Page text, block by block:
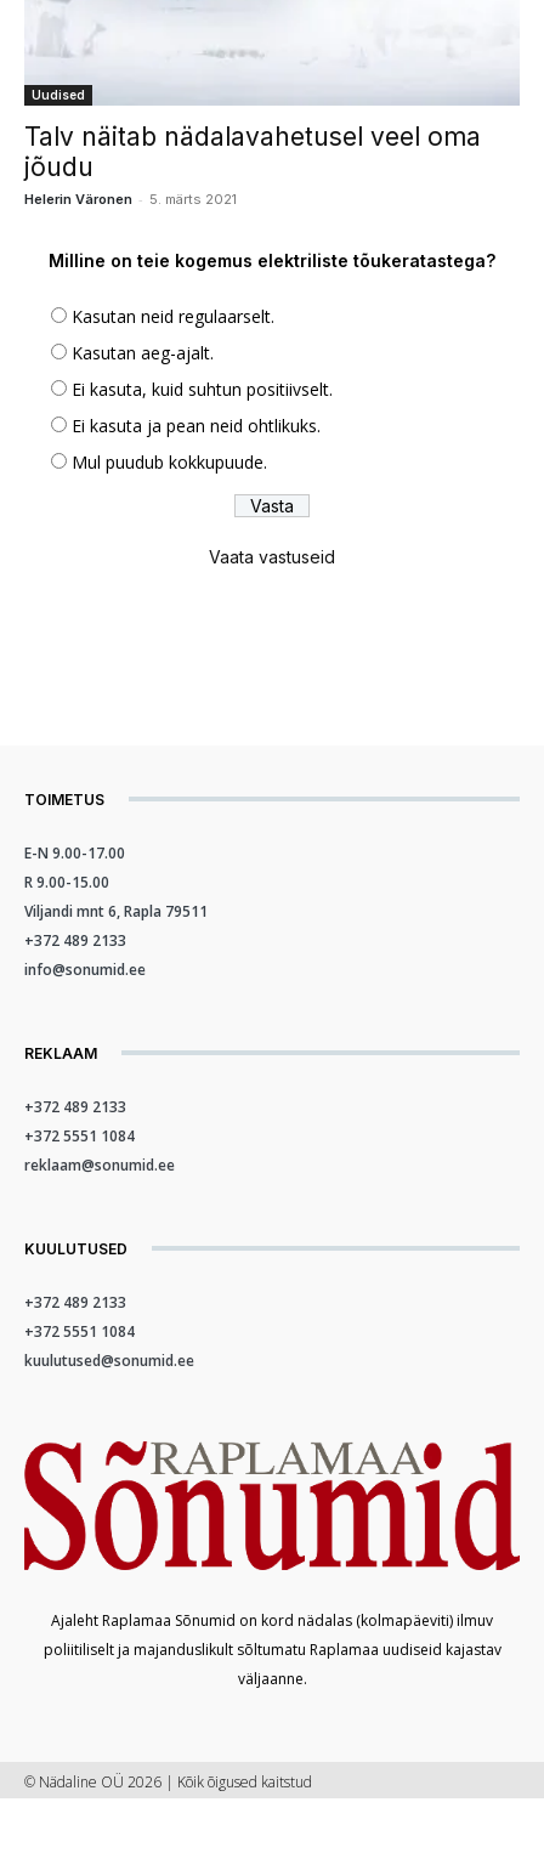
Uudised
Talv näitab nädalavahetusel veel oma
jõudu
Helerin Väronen - 5. märts 2021
Milline on teie kogemus elektriliste tõukeratastega?
Kasutan neid regulaarselt.
Kasutan aeg-ajalt.
Ei kasuta, kuid suhtun positiivselt.
Ei kasuta ja pean neid ohtlikuks.
Mul puudub kokkupuude.
Vaata vastuseid
TOIMETUS
E-N 9.00-17.00
R 9.00-15.00
Viljandi mnt 6, Rapla 79511
+372 489 2133
info@sonumid.ee
REKLAAM
+372 489 2133
+372 5551 1084
reklaam@sonumid.ee
KUULUTUSED
+372 489 2133
+372 5551 1084
kuulutused@sonumid.ee
Ajaleht Raplamaa Sõnumid on kord nädalas (kolmapäeviti) ilmuv
poliitiliselt ja majanduslikult sõltumatu Raplamaa uudiseid kajastav
väljaanne.
© Nädaline OÜ 2026 | Kõik õigused kaitstud